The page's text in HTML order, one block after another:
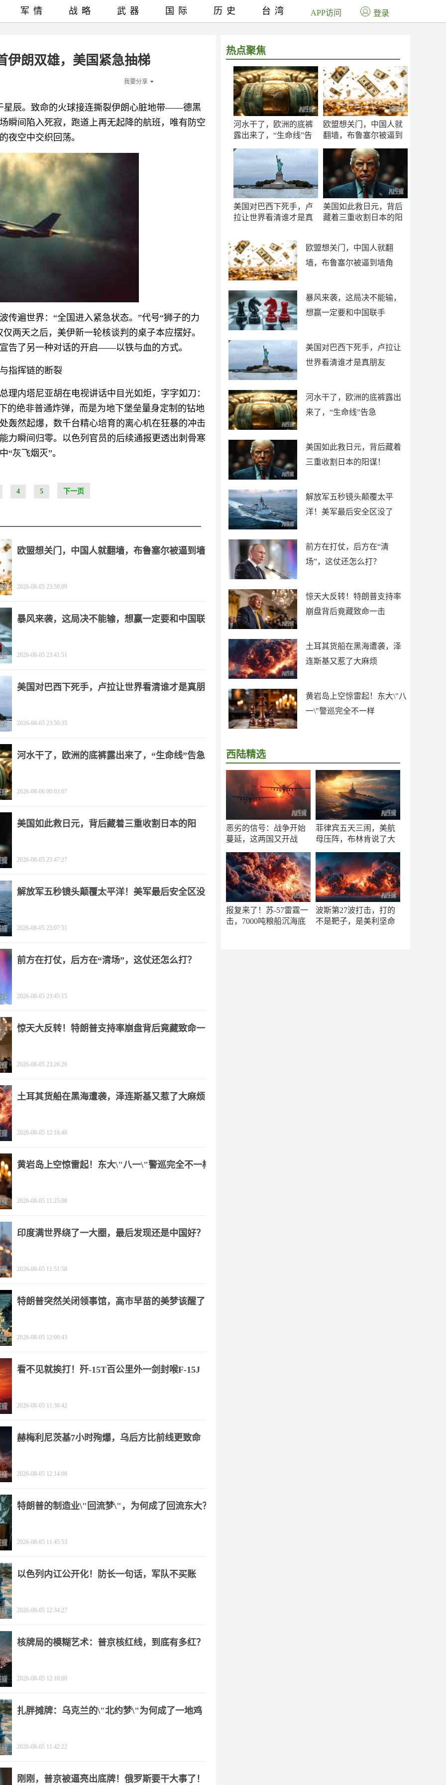
伊朗双雄，美国紧急抽梯
我要分享
星辰。致命的火球接连撕裂伊朗心脏地带——德黑
瞬间陷入死寂，跑道上再无起降的航班，唯有防空
夜空中交织回荡。
传遍世界：“全国进入紧急状态。”代号“狮子的力
两天之后，美伊新一轮核谈判的桌子本应摆好。
告了另一种对话的开启——以铁与血的方式。
指挥链的断裂
理内塔尼亚胡在电视讲话中目光如炬，字字如刀：
的绝非普通炸弹，而是为地下堡垒量身定制的钻地
轰然起爆，数千台精心培育的离心机在狂暴的冲击
力瞬间归零。以色列官员的后续通报更透出刺骨寒
“灰飞烟灭”。
4 5 下一页
热点聚焦
河水干了，欧洲的底裤
露出来了，“生命线”告
欧盟想关门，中国人就
翻墙，布鲁塞尔被逼到
美国对巴西下死手，卢
拉让世界看清谁才是真
美国如此救日元，背后
藏着三重收割日本的阳
欧盟想关门，中国人就翻
墙，布鲁塞尔被逼到墙角
暴风来袭，这局决不能输，
想赢一定要和中国联手
美国对巴西下死手，卢拉让
世界看清谁才是真朋友
河水干了，欧洲的底裤露出
来了，“生命线”告急
美国如此救日元，背后藏着
三重收割日本的阳谋！
解放军五秒镜头颠覆太平
洋！美军最后安全区没了
前方在打仗，后方在“清
场”，这仗还怎么打？
惊天大反转！特朗普支持率
崩盘背后竟藏致命一击
土耳其货船在黑海遭袭，泽
连斯基又惹了大麻烦
黄岩岛上空惊雷起！东大\"八
一\"警巡完全不一样
西陆精选
恶劣的信号：战争开始
蔓延，这两国又开战
菲律宾五天三闹，美航
母压阵，布林肯说了大
报复来了！苏-57雷霆一
击，7000吨粮船沉海底
波斯第27波打击，打的
不是靶子，是美利坚命
军情 战略 武器 国际 历史 台湾 APP访问 登录
欧盟想关门，中国人就翻墙，布鲁塞尔被逼到墙
2026-08-05 23:58:09
暴风来袭，这局决不能输，想赢一定要和中国联
2026-08-05 23:41:51
美国对巴西下死手，卢拉让世界看清谁才是真朋
2026-08-05 23:50:35
河水干了，欧洲的底裤露出来了，“生命线”告急
2026-08-06 00:03:07
美国如此救日元，背后藏着三重收割日本的阳
2026-08-05 23:47:27
解放军五秒镜头颠覆太平洋！美军最后安全区没
2026-08-05 23:07:51
前方在打仗，后方在“清场”，这仗还怎么打？
2026-08-05 23:45:15
惊天大反转！特朗普支持率崩盘背后竟藏致命一
2026-08-05 23:26:26
土耳其货船在黑海遭袭，泽连斯基又惹了大麻烦
2026-08-05 12:18:48
黄岩岛上空惊雷起！东大\"八一\"警巡完全不一样
2026-08-05 11:25:08
印度满世界绕了一大圈，最后发现还是中国好？
2026-08-05 11:51:58
特朗普突然关闭领事馆，高市早苗的美梦该醒了
2026-08-05 12:00:43
看不见就挨打！歼-15T百公里外一剑封喉F-15J
2026-08-05 11:36:42
赫梅利尼茨基7小时殉爆，乌后方比前线更致命
2026-08-05 12:14:08
特朗普的制造业\"回流梦\"，为何成了回流东大？
2026-08-05 11:45:53
以色列内讧公开化！防长一句话，军队不买账
2026-08-05 12:34:27
核牌局的模糊艺术：普京核红线，到底有多红？
2026-08-05 12:10:00
扎胖摊牌：乌克兰的\"北约梦\"为何成了一地鸡
2026-08-05 11:42:22
刚刚，普京被逼亮出底牌！俄罗斯要干大事了！